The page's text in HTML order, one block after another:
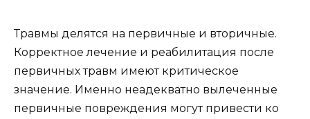
Травмы делятся на первичные и вторичные.
Корректное лечение и реабилитация после
первичных травм имеют критическое
значение. Именно неадекватно вылеченные
первичные повреждения могут привести ко